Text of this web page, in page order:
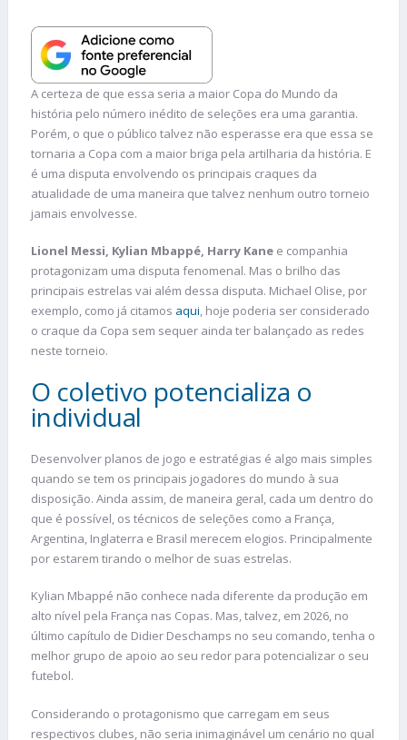
A certeza de que essa seria a maior Copa do Mundo da
história pelo número inédito de seleções era uma garantia.
Porém, o que o público talvez não esperasse era que essa se
tornaria a Copa com a maior briga pela artilharia da história. E
é uma disputa envolvendo os principais craques da
atualidade de uma maneira que talvez nenhum outro torneio
jamais envolvesse.
Lionel Messi, Kylian Mbappé, Harry Kane e companhia
protagonizam uma disputa fenomenal. Mas o brilho das
principais estrelas vai além dessa disputa. Michael Olise, por
exemplo, como já citamos aqui, hoje poderia ser considerado
o craque da Copa sem sequer ainda ter balançado as redes
neste torneio.
O coletivo potencializa o
individual
Desenvolver planos de jogo e estratégias é algo mais simples
quando se tem os principais jogadores do mundo à sua
disposição. Ainda assim, de maneira geral, cada um dentro do
que é possível, os técnicos de seleções como a França,
Argentina, Inglaterra e Brasil merecem elogios. Principalmente
por estarem tirando o melhor de suas estrelas.
Kylian Mbappé não conhece nada diferente da produção em
alto nível pela França nas Copas. Mas, talvez, em 2026, no
último capítulo de Didier Deschamps no seu comando, tenha o
melhor grupo de apoio ao seu redor para potencializar o seu
futebol.
Considerando o protagonismo que carregam em seus
respectivos clubes, não seria inimaginável um cenário no qual